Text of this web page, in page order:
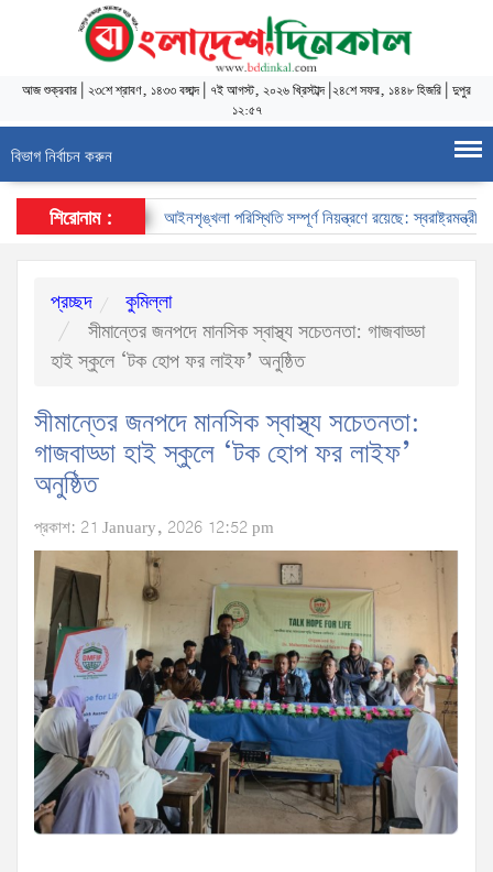
আজশুক্রবার ২৩শে শ্রাবণ, ১৪৩৩ বঙ্গাব্দ| ৭ই আগস্ট, ২০২৬ খ্রিস্টাব্দ| ২৪শে সফর, ১৪৪৮ হিজরি দুপুর
১২:৫৭
বিভাগ নির্বাচন করুন
শিরোনাম : আইনশৃঙ্খলা পরিস্থিতি সম্পূর্ণ নিয়ন্ত্রণে রয়েছে: স্বরাষ্ট্রমন্ত্রী
প্রচ্ছদ
কুমিল্লা
সীমান্তের জনপদে মানসিক স্বাস্থ্য সচেতনতা: গাজবাড্ডা
হাই স্কুলে ‘টক হোপ ফর লাইফ’ অনুষ্ঠিত
সীমান্তের জনপদে মানসিক স্বাস্থ্য সচেতনতা:
গাজবাড্ডা হাই স্কুলে ‘টক হোপ ফর লাইফ’
অনুষ্ঠিত
প্রকাশ: 21 January, 2026 12:52 pm